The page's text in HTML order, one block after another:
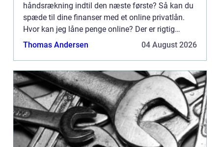
håndsrækning indtil den næste første? Så kan du
spæde til dine finanser med et online privatlån.
Hvor kan jeg låne penge online? Der er rigtig
mange mul...
Thomas Andersen 04 August 2026